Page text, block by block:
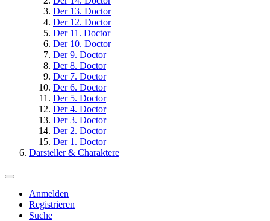
Der 13. Doctor
Der 12. Doctor
Der 11. Doctor
Der 10. Doctor
Der 9. Doctor
Der 8. Doctor
Der 7. Doctor
Der 6. Doctor
Der 5. Doctor
Der 4. Doctor
Der 3. Doctor
Der 2. Doctor
Der 1. Doctor
Darsteller & Charaktere
Anmelden
Registrieren
Suche